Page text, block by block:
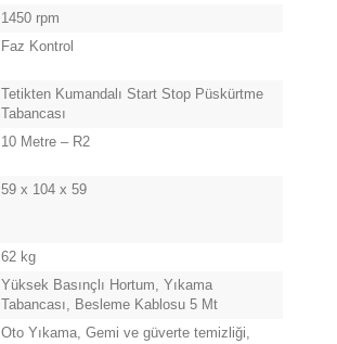
1450 rpm
Faz Kontrol
Tetikten Kumandalı Start Stop Püskürtme
Tabancası
10 Metre – R2
59 x 104 x 59
62 kg
Yüksek Basınçlı Hortum, Yıkama
Tabancası, Besleme Kablosu 5 Mt
Oto Yıkama, Gemi ve güverte temizliği,